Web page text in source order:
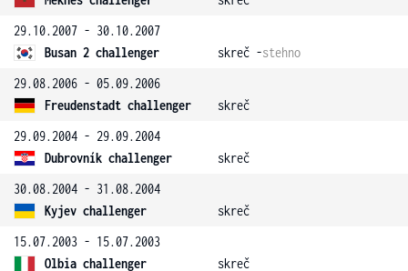
29.10.2007 - 30.10.2007
Busan 2 challenger
skreč -stehno
29.08.2006 - 05.09.2006
Freudenstadt challenger
skreč
29.09.2004 - 29.09.2004
Dubrovník challenger
skreč
30.08.2004 - 31.08.2004
Kyjev challenger
skreč
15.07.2003 - 15.07.2003
Olbia challenger
skreč